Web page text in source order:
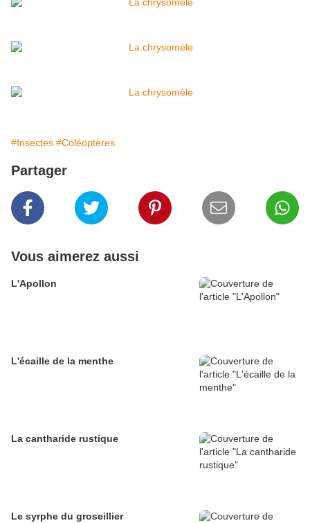
#Insectes #Coléoptères
Partager
Vous aimerez aussi
L'Apollon
L'écaille de la menthe
La cantharide rustique
Le syrphe du groseillier